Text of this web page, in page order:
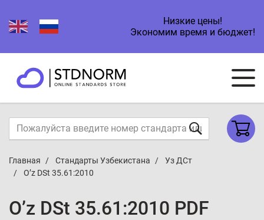
Низкие цены!
Экономим время и бюджет!
Главная Стандарты Узбекистана
Уз ДСт
O’z DSt 35.61:2010
O’z DSt 35.61:2010 PDF